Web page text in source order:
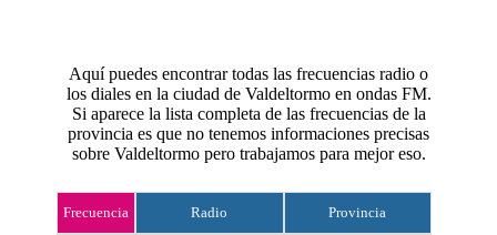
Aquí puedes encontrar todas las frecuencias radio o
los diales en la ciudad de Valdeltormo en ondas FM.
Si aparece la lista completa de las frecuencias de la
provincia es que no tenemos informaciones precisas
sobre Valdeltormo pero trabajamos para mejor eso.
Frecuencia Radio Provincia